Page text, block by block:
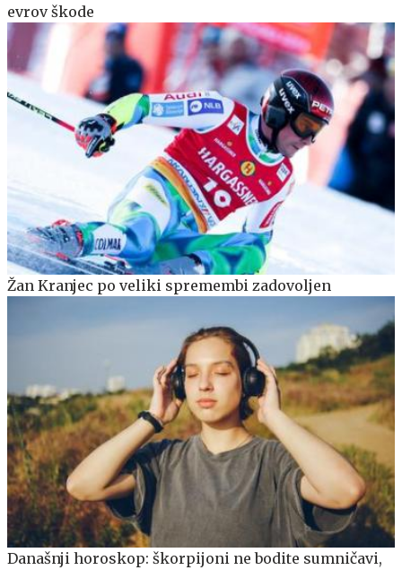
evrov škode
Žan Kranjec po veliki spremembi zadovoljen
Današnji horoskop: škorpijoni ne bodite sumničavi,